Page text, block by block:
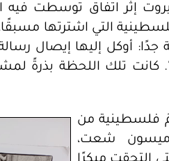
إثر اتفاق توسطت فيه
التي اشترتها
أوكل إليها إيصال رسالة
كانت تلك اللحظة بذرةً
فلسطينية من
ميسون شعت،